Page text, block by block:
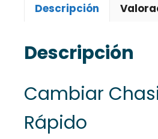
Descripción
Descripción
Cambiar
Rápido